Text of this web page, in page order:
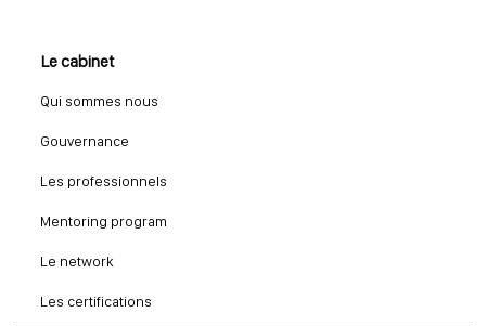
Le cabinet
Qui sommes nous
Gouvernance
Les professionnels
Mentoring program
Le network
Les certifications